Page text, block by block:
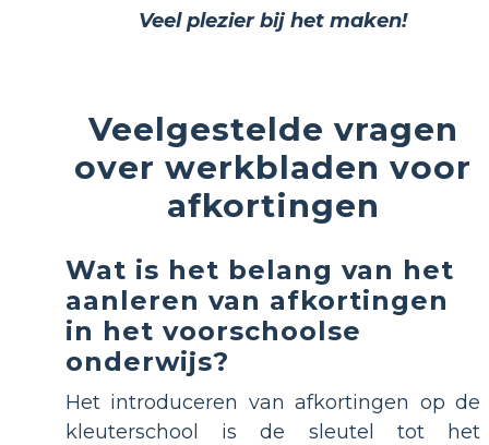
Veel plezier bij het maken!
Veelgestelde vragen
over werkbladen voor
afkortingen
Wat is het belang van het
aanleren van afkortingen
in het voorschoolse
onderwijs?
Het introduceren van afkortingen op de
kleuterschool is de sleutel tot het